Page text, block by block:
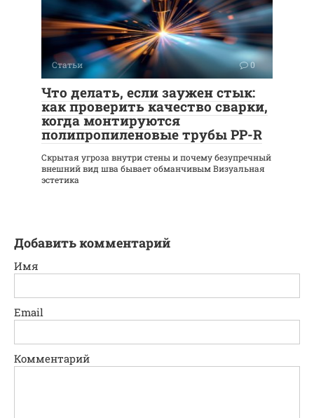
Статьи 0
Что делать, если заужен стык:
как проверить качество сварки,
когда монтируются
полипропиленовые трубы PP-R
Скрытая угроза внутри стены и почему безупречный
внешний вид шва бывает обманчивым Визуальная
эстетика
Добавить комментарий
Имя
Email
Комментарий